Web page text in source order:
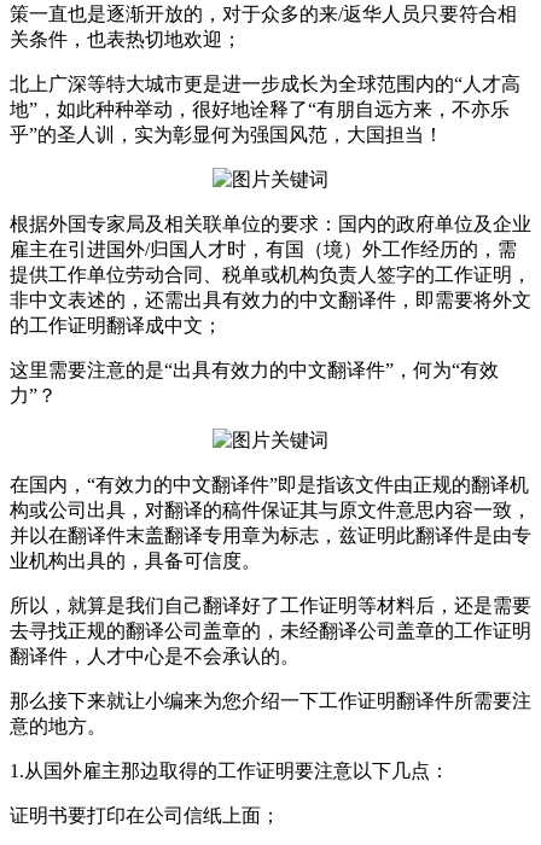
策一直也是逐渐开放的，对于众多的来/返华人员只要符合相
关条件，也表热切地欢迎；
北上广深等特大城市更是进一步成长为全球范围内的“人才高
地”，如此种种举动，很好地诠释了“有朋自远方来，不亦乐
乎”的圣人训，实为彰显何为强国风范，大国担当！
根据外国专家局及相关联单位的要求：国内的政府单位及企业
雇主在引进国外/归国人才时，有国（境）外工作经历的，需
提供工作单位劳动合同、税单或机构负责人签字的工作证明，
非中文表述的，还需出具有效力的中文翻译件，即需要将外文
的工作证明翻译成中文；
这里需要注意的是“出具有效力的中文翻译件”，何为“有效
力”？
在国内，“有效力的中文翻译件”即是指该文件由正规的翻译机
构或公司出具，对翻译的稿件保证其与原文件意思内容一致，
并以在翻译件末盖翻译专用章为标志，兹证明此翻译件是由专
业机构出具的，具备可信度。
所以，就算是我们自己翻译好了工作证明等材料后，还是需要
去寻找正规的翻译公司盖章的，未经翻译公司盖章的工作证明
翻译件，人才中心是不会承认的。
那么接下来就让小编来为您介绍一下工作证明翻译件所需要注
意的地方。
1.从国外雇主那边取得的工作证明要注意以下几点：
证明书要打印在公司信纸上面；